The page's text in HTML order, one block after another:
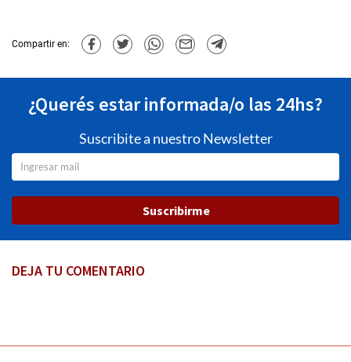
Compartir en:
¿Querés estar informada/o las 24hs?
Suscribite a nuestro Newsletter
Suscribirme
DEJA TU COMENTARIO